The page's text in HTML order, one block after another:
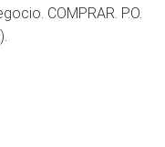
COMPRAR. P.O.